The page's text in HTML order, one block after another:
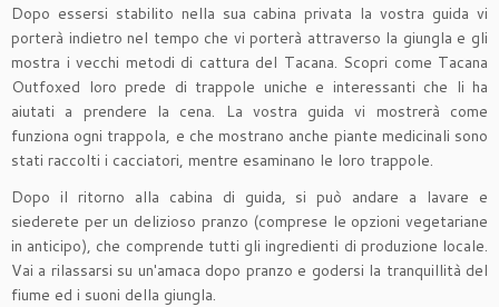
Dopo essersi stabilito nella sua cabina privata la vostra guida vi
porterà indietro nel tempo che vi porterà attraverso la giungla e gli
mostra i vecchi metodi di cattura del Tacana. Scopri come Tacana
Outfoxed loro prede di trappole uniche e interessanti che li ha
aiutati a prendere la cena. La vostra guida vi mostrerà come
funziona ogni trappola, e che mostrano anche piante medicinali sono
stati raccolti i cacciatori, mentre esaminano le loro trappole.
Dopo il ritorno alla cabina di guida, si può andare a lavare e
siederete per un delizioso pranzo (comprese le opzioni vegetariane
in anticipo), che comprende tutti gli ingredienti di produzione locale.
Vai a rilassarsi su un'amaca dopo pranzo e godersi la tranquillità del
fiume ed i suoni della giungla.